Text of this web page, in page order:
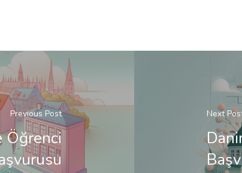
Previous Post
Öğrenci
Next